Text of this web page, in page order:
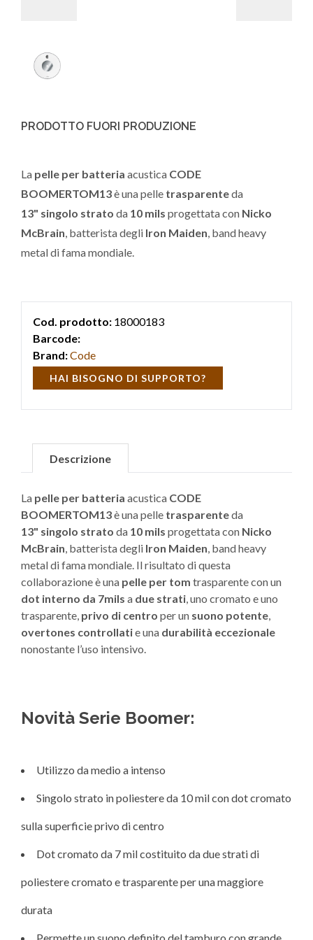
PRODOTTO FUORI PRODUZIONE
La pelle per batteria acustica CODE
BOOMERTOM13è una pelle trasparenteda
13" singolo strato da 10 mils progettata con Nicko
McBrain, batterista degli Iron Maiden, band heavy
metal di fama mondiale.
Cod. prodotto: 18000183
Barcode:
Brand:Code
HAI BISOGNO DI SUPPORTO?
Descrizione
La pelle per batteria acustica CODE
BOOMERTOM13è una pelle trasparenteda
13" singolo strato da 10 mils progettata con Nicko
McBrain, batterista degli Iron Maiden, band heavy
metal di fama mondiale. Il risultato di questa
collaborazione è una pelle per tom trasparente con un
dot interno da 7mils a due strati, uno cromato e uno
trasparente, privo di centro per un suono potente,
overtones controllatie una durabilità eccezionale
nonostante l’uso intensivo.
Novità Serie Boomer:
Utilizzo da medio a intenso
Singolo strato in poliestere da 10 mil con dot cromato
sulla superficie privo di centro
Dot cromato da 7 mil costituito da due strati di
poliestere cromato e trasparente per una maggiore
durata